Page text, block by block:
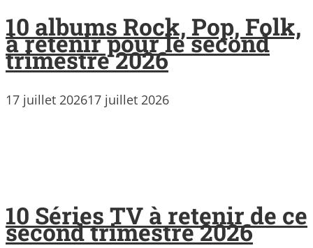
10 albums Rock, Pop, Folk,
à retenir pour le second
trimestre 2026
17 juillet 202617 juillet 2026
10 Séries TV à retenir de ce
second trimestre 2026